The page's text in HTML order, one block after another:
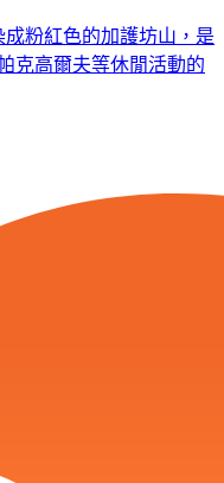
粉紅色的加護坊山，是
克高爾夫等休閒活動的